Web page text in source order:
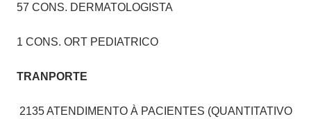
57 CONS. DERMATOLOGISTA
1 CONS. ORT PEDIATRICO
TRANPORTE
2135 ATENDIMENTO À PACIENTES (QUANTITATIVO